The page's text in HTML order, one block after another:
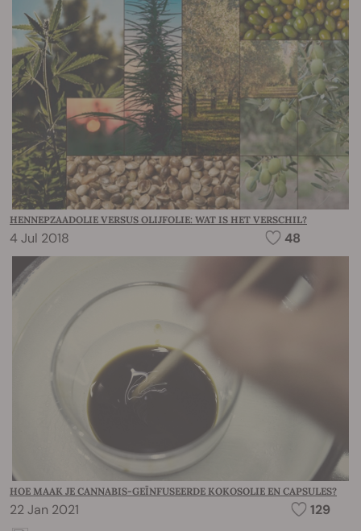
HENNEPZAADOLIE VERSUS OLIJFOLIE: WAT IS HET VERSCHIL?
4 Jul 2018 48
HOE MAAK JE CANNABIS-GEÏNFUSEERDE KOKOSOLIE EN CAPSULES?
22 Jan 2021 129